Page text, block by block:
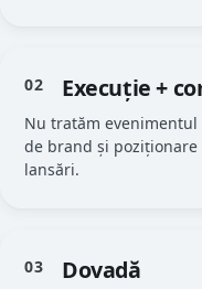
02 Execuție +
Nu tratăm evenimentul
de brand și
lansări.
03 Dovadă